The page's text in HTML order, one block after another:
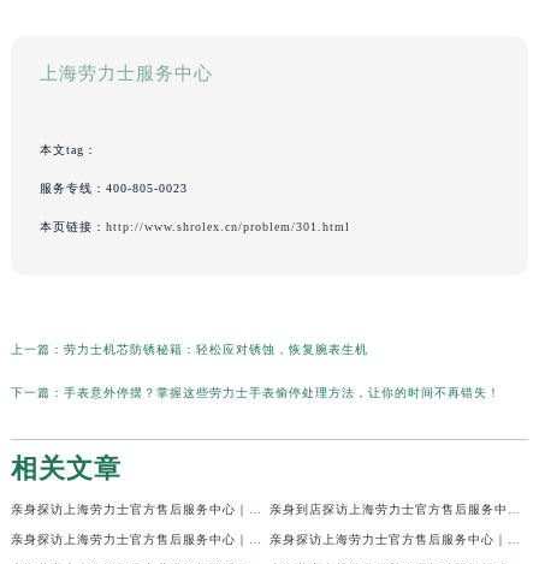
上海劳力士服务中心
本文tag：
服务专线： 400-805-0023
本页链接： http://www.shrolex.cn/problem/301.html
上一篇： 劳力士机芯防锈秘籍：轻松应对锈蚀，恢复腕表生机
下一篇： 手表意外停摆？掌握这些劳力士手表偷停处理方法，让你的时间不再错失！
相关文章